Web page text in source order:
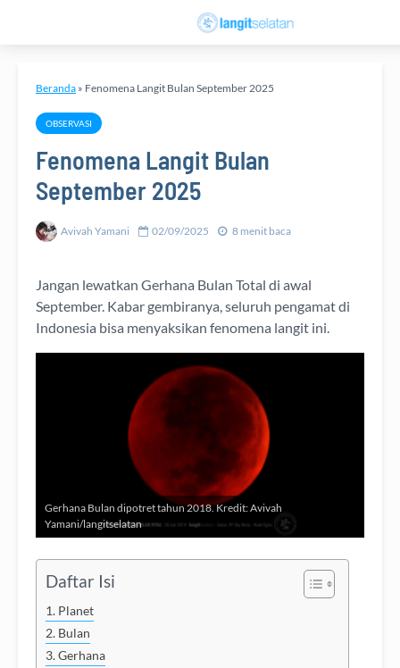
Beranda » Fenomena Langit Bulan September 2025
OBSERVASI
Fenomena Langit Bulan
September 2025
Avivah Yamani 02/09/2025 8 menit baca
Jangan lewatkan Gerhana Bulan Total di awal
September. Kabar gembiranya, seluruh pengamat di
Indonesia bisa menyaksikan fenomena langit ini.
Gerhana Bulan dipotret tahun 2018. Kredit: Avivah
Yamani/langitselatan
Daftar Isi
Planet
Bulan
Gerhana